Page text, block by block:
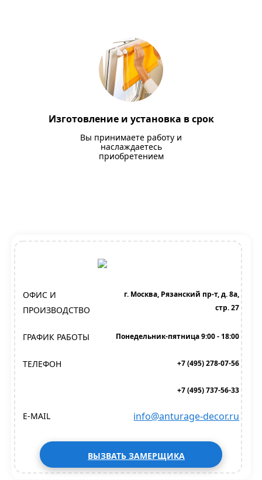
Изготовление и установка в срок
Вы принимаете работу и
наслаждаетесь
приобретением
ОФИС И
ПРОИЗВОДСТВО
г. Москва, Рязанский пр-т, д. 8а,
стр. 27
ГРАФИК РАБОТЫ Понедельник-пятница 9:00 - 18:00
ТЕЛЕФОН +7 (495) 278-07-56
+7 (495) 737-56-33
E-MAIL info@anturage-decor.ru
ВЫЗВАТЬ ЗАМЕРЩИКА